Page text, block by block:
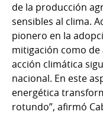
de la producción
sensibles al clima.
pionero en la
mitigación como
acción climática
nacional. En este
energética
rotundo”, afirmó